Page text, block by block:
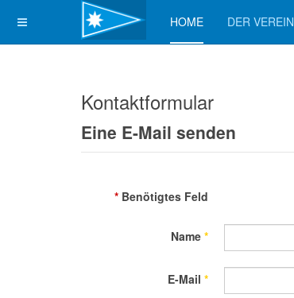
HOME DER VEREIN
Kontaktformular
Eine E-Mail senden
* Benötigtes Feld
Name *
E-Mail *